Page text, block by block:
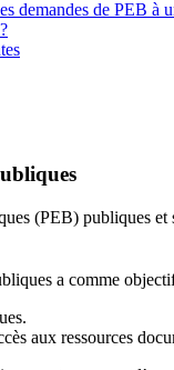
demandes de PEB à
(PEB) publiques
a comme
aux ressources